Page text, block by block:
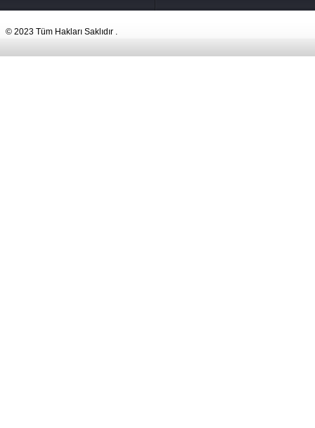
© 2023 Tüm Hakları Saklıdır .